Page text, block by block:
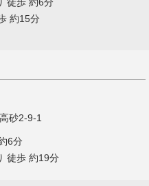
約15分
砂2-9-1
6分
徒歩 約19分